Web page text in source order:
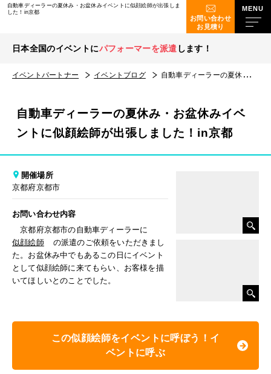
自動車ディーラーの夏休み・お盆休みイベントに似顔絵師が出張しま
した！in京都
お問い合わせ
お見積り
日本全国のイベントにパフォーマーを派遣 します！
イベントパートナー イベントブログ 自動車ディーラーの夏休み・お盆休みイベントに似顔絵師が出張しました！in京都
自動車ディーラーの夏休み・お盆休みイベ
ントに似顔絵師が出張しました！in京都
開催場所
京都府京都市
お問い合わせ内容
京都府京都市の自動車ディーラーに
似顔絵師
の派遣のご依頼をいただきまし
た。お盆休み中でもあるこの日にイベント
として似顔絵師に来てもらい、お客様を描
いてほしいとのことでした。
この似顔絵師をイベントに呼ぼう！イ
ベントに呼ぶ